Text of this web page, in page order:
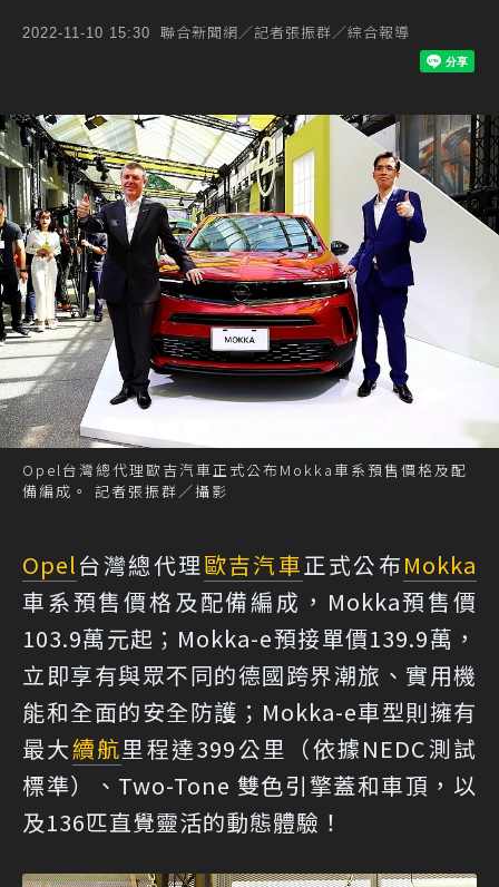
2022-11-10 15:30 聯合新聞網／記者張振群／綜合報導
Opel台灣總代理歐吉汽車正式公布Mokka車系預售價格及配
備編成。 記者張振群／攝影
Opel台灣總代理歐吉汽車正式公布Mokka
車系預售價格及配備編成，Mokka預售價
103.9萬元起；Mokka-e預接單價139.9萬，
立即享有與眾不同的德國跨界潮旅、實用機
能和全面的安全防護；Mokka-e車型則擁有
最大續航里程達399公里（依據NEDC測試
標準）、Two-Tone 雙色引擎蓋和車頂，以
及136匹直覺靈活的動態體驗！